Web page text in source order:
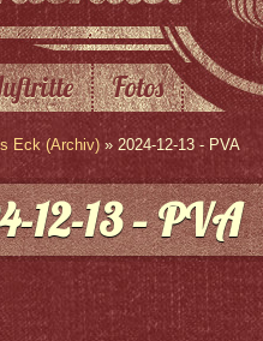
Fotos
Eck (Archiv) » 2024-12-13 - PVA
12-13 – PVA